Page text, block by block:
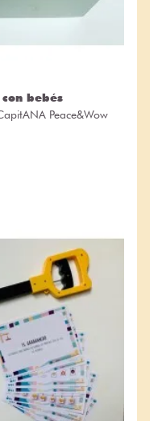
bebés
Peace&Wow